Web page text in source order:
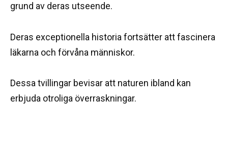
grund av deras utseende.
Deras exceptionella historia fortsätter att fascinera
läkarna och förvåna människor.
Dessa tvillingar bevisar att naturen ibland kan
erbjuda otroliga överraskningar.